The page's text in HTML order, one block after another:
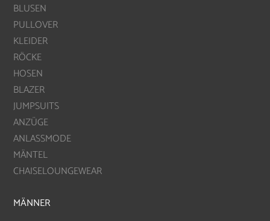
BLUSEN
PULLOVER
KLEIDER
RÖCKE
HOSEN
BLAZER
JUMPSUITS
ANZÜGE
ANLASSMODE
MÄNTEL
CHAISELOUNGEWEAR
MÄNNER